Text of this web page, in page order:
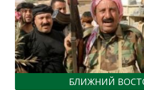
БЛИЖНИЙ